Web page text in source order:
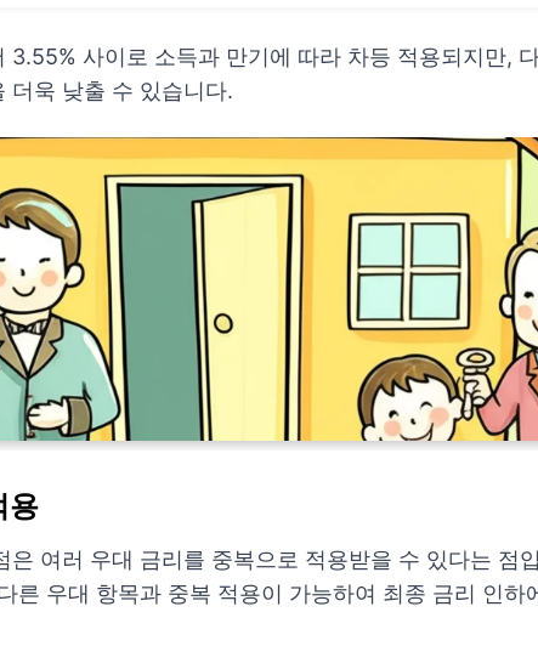
3.55% 사이로 소득과 만기에 따라 차등 적용되지만,
더욱 낮출 수 있습니다.
용
은 여러 우대 금리를 중복으로 적용받을 수 있다는 점
른 우대 항목과 중복 적용이 가능하여 최종 금리 인하